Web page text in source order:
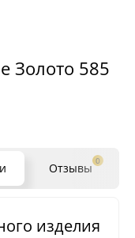
Золото 585
Отзывы 0
изделия